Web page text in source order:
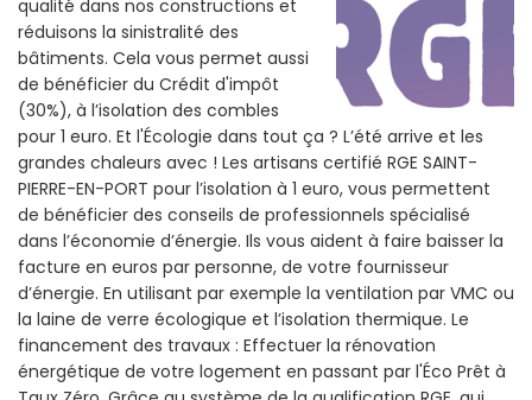
qualité dans nos constructions et
réduisons la sinistralité des
bâtiments. Cela vous permet aussi
de bénéficier du Crédit d'impôt
(30%), à l’isolation des combles
pour 1 euro. Et l'Écologie dans tout ça ? L’été arrive et les
grandes chaleurs avec ! Les artisans certifié RGE SAINT-
PIERRE-EN-PORT pour l’isolation à 1 euro, vous permettent
de bénéficier des conseils de professionnels spécialisé
dans l’économie d’énergie. Ils vous aident à faire baisser la
facture en euros par personne, de votre fournisseur
d’énergie. En utilisant par exemple la ventilation par VMC ou
la laine de verre écologique et l’isolation thermique. Le
financement des travaux : Effectuer la rénovation
énergétique de votre logement en passant par l'Éco Prêt à